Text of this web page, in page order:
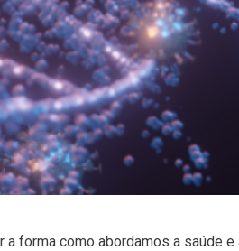
forma como abordamos a saúde